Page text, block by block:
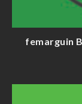
femarguin